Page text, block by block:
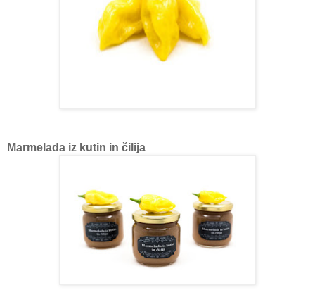
Marmelada iz kutin in čilija